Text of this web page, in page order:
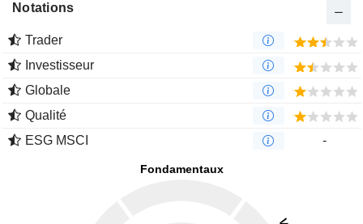
Notations
Trader
Investisseur
Globale
Qualité
ESG MSCI
-